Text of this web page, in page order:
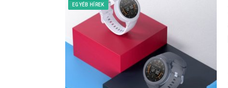
EGYÉB HÍREK